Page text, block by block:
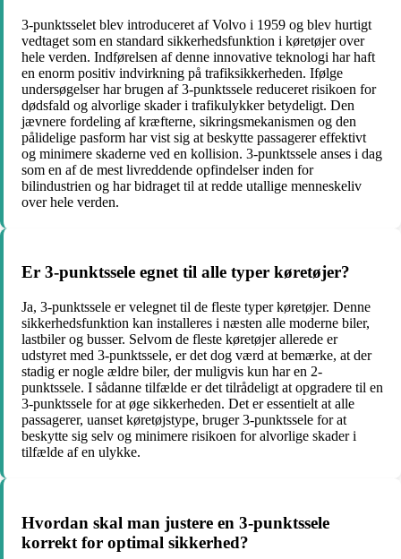
3-punktsselet blev introduceret af Volvo i 1959 og blev hurtigt
vedtaget som en standard sikkerhedsfunktion i køretøjer over
hele verden. Indførelsen af denne innovative teknologi har haft
en enorm positiv indvirkning på trafiksikkerheden. Ifølge
undersøgelser har brugen af ​​3-punktssele reduceret risikoen for
dødsfald og alvorlige skader i trafikulykker betydeligt. Den
jævnere fordeling af kræfterne, sikringsmekanismen og den
pålidelige pasform har vist sig at beskytte passagerer effektivt
og minimere skaderne ved en kollision. 3-punktssele anses i dag
som en af ​​de mest livreddende opfindelser inden for
bilindustrien og har bidraget til at redde utallige menneskeliv
over hele verden.
Er 3-punktssele egnet til alle typer køretøjer?
Ja, 3-punktssele er velegnet til de fleste typer køretøjer. Denne
sikkerhedsfunktion kan installeres i næsten alle moderne biler,
lastbiler og busser. Selvom de fleste køretøjer allerede er
udstyret med 3-punktssele, er det dog værd at bemærke, at der
stadig er nogle ældre biler, der muligvis kun har en 2-
punktssele. I sådanne tilfælde er det tilrådeligt at opgradere til en
3-punktssele for at øge sikkerheden. Det er essentielt at alle
passagerer, uanset køretøjstype, bruger 3-punktssele for at
beskytte sig selv og minimere risikoen for alvorlige skader i
tilfælde af en ulykke.
Hvordan skal man justere en 3-punktssele
korrekt for optimal sikkerhed?